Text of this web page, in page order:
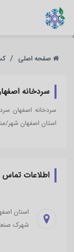
}
صفحه اصلی
سردخانه
سردخانه اصفهان
استان اصفهان شهر/
اطلاعات
استان
شهرک